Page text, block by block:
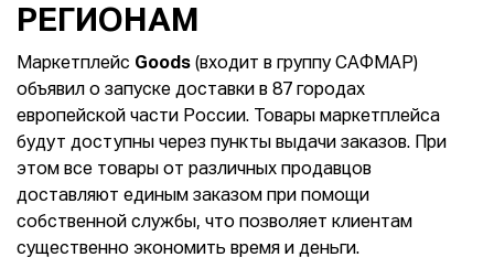
РЕГИОНАМ
Маркетплейс Goods (входит в группу САФМАР)
объявил о запуске доставки в 87 городах
европейской части России. Товары маркетплейса
будут доступны через пункты выдачи заказов. При
этом все товары от различных продавцов
доставляют единым заказом при помощи
собственной службы, что позволяет клиентам
существенно экономить время и деньги.